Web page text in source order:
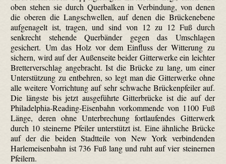
oben stehen sie durch Querbalken in Verbindung, von denen
die oberen die Langschwellen, auf denen die Brückenebene
aufgenagelt ist, tragen, und sind von 12 zu 12 Fuß durch
senkrecht stehende Querbänder gegen das Umschlagen
gesichert. Um das Holz vor dem Einfluss der Witterung zu
sichern, wird auf der Außenseite beider Gitterwerke ein leichter
Bretterverschlag angebracht. Ist die Brücke zu lang, um einer
Unterstützung zu entbehren, so legt man die Gitterwerke ohne
alle weitere Vorrichtung auf sehr schwache Brückenpfeiler auf.
Die längste bis jetzt ausgeführte Gitterbrücke ist die auf der
Philadelphia-Reading-Eisenbahn vorkommende von 1100 Fuß
Länge, deren ohne Unterbrechung fortlaufendes Gitterwerk
durch 10 steinerne Pfeiler unterstützt ist. Eine ähnliche Brücke
auf der die beiden Stadtteile von New York verbindenden
Harlemeisenbahn ist 736 Fuß lang und ruht auf vier steinernen
Pfeilern.